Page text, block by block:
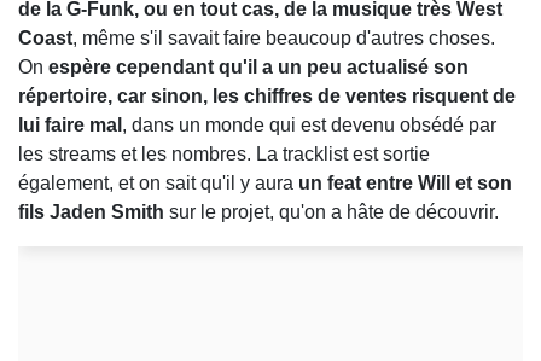
de la G-Funk, ou en tout cas, de la musique très West
Coast, même s'il savait faire beaucoup d'autres choses.
On espère cependant qu'il a un peu actualisé son
répertoire, car sinon, les chiffres de ventes risquent de
lui faire mal , dans un monde qui est devenu obsédé par
les streams et les nombres. La tracklist est sortie
également, et on sait qu'il y aura un feat entre Will et son
fils Jaden Smith sur le projet, qu'on a hâte de découvrir.